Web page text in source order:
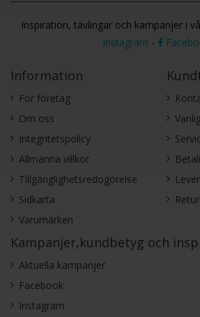
Inspiration, tävlingar och kampanjer i
Instagram -
Information
För företag
Om oss
Integritetspolicy
Allmänna villkor
Tillgänglighetsredogörelse
Sidkarta
Varumärken
Kampanjer,kundbetyg och
Aktuella kampanjer
Facebook
Instagram